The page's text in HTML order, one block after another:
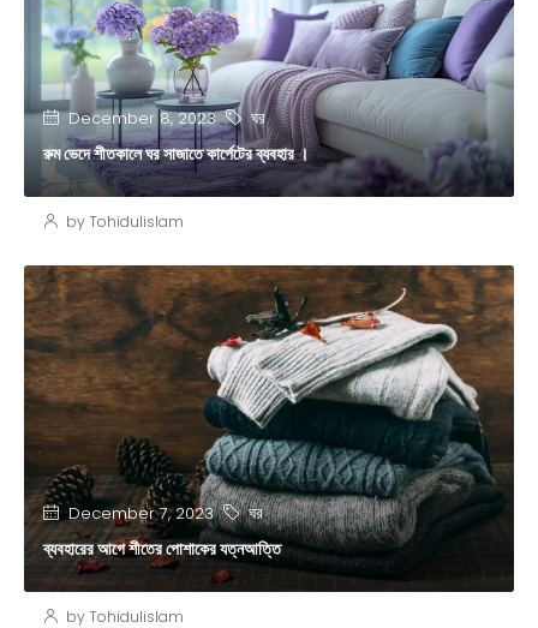
December 8, 2023 ঘর
রুম ভেদে শীতকালে ঘর সাজাতে কার্পেটের ব্যবহার ।
by Tohidulislam
December 7, 2023 ঘর
ব্যবহারের আগে শীতের পোশাকের যত্নআত্তি
by Tohidulislam